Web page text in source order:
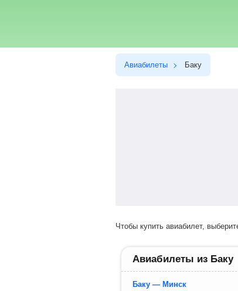
Авиабилеты Баку
Чтобы купить авиабилет,
Авиабилеты из Баку
Баку — Минск